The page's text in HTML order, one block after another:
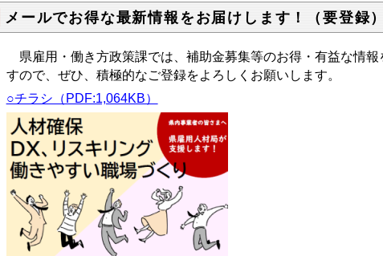
メールでお得な最新情報をお届けします！（要登録）
県雇用・働き方政策課では、補助金募集等のお得・有益な情報
すので、ぜひ、積極的なご登録をよろしくお願いします。
○チラシ（PDF:1,064KB）